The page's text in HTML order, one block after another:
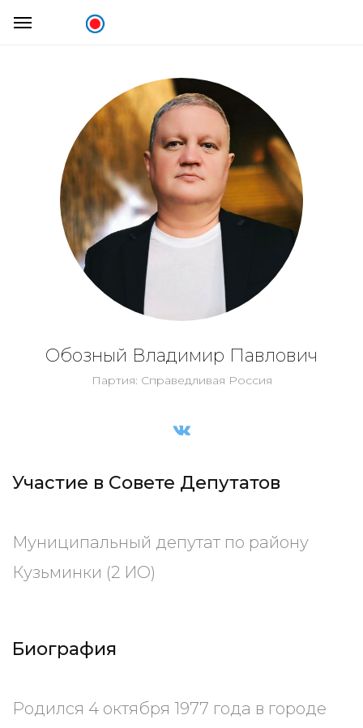
Обозный Владимир Павлович
Партия: Справедливая Россия
Участие в Совете Депутатов
Муниципальный депутат по району
Кузьминки (2 ИО)
Биография
Родился 4 октября 1977 года в городе